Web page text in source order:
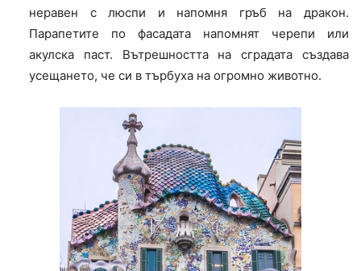
неравен с люспи и напомня гръб на дракон.
Парапетите по фасадата напомнят черепи или
акулска паст. Вътрешността на сградата създава
усещането, че си в търбуха на огромно животно.